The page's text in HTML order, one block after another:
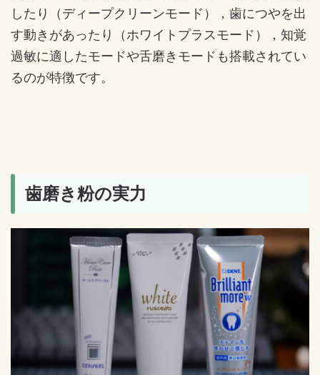
したり（ディープクリーンモード），歯につやを出
す動きがあったり（ホワイトプラスモード），知覚
過敏に適したモードや舌磨きモードも搭載されてい
るのが特徴です。
歯磨き粉の実力